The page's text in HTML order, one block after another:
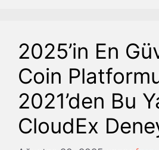
2025’in En
Coin
2021’den Bu
CloudEx